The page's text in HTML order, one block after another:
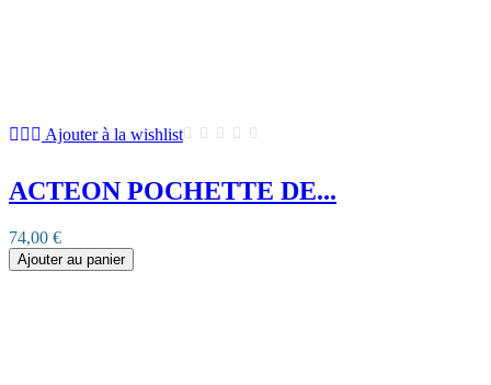
Ajouter à la wishlist
ACTEON POCHETTE DE...
74,00 €
Ajouter au panier